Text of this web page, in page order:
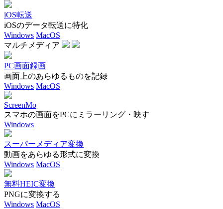
iOS転送
iOSのデータ転送に特化
Windows MacOS
マルチメディア
PC画面録画
画面上のあらゆるものを記録
Windows MacOS
ScreenMo
スマホの画面をPCにミラーリング・映す
Windows
スーパーメディア変換
動画をあらゆる形式に変換
Windows MacOS
無料HEIC変換
PNGに変換する
Windows MacOS